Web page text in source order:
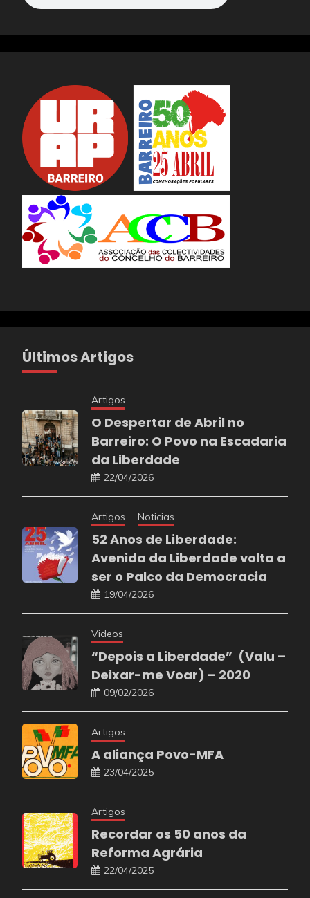
Últimos Artigos
Artigos
O Despertar de Abril no
Barreiro: O Povo na Escadaria
da Liberdade
22/04/2026
Artigos Noticias
52 Anos de Liberdade:
Avenida da Liberdade volta a
ser o Palco da Democracia
19/04/2026
Videos
“Depois a Liberdade” (Valu –
Deixar-me Voar) – 2020
09/02/2026
Artigos
A aliança Povo-MFA
23/04/2025
Artigos
Recordar os 50 anos da
Reforma Agrária
22/04/2025